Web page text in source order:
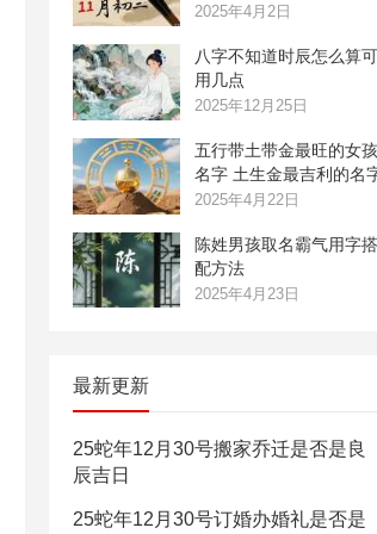
2025年4月2日
八字不知道时辰怎么算可
用几点
2025年12月25日
五行带土带金最旺的女孩
名字 土生金最吉利的名
2025年4月22日
陈姓男孩取名霸气用字搭
配方法
2025年4月23日
最新更新
25蛇年12月30号搬家乔迁是否是良
辰吉日
25蛇年12月30号订婚办婚礼是否是